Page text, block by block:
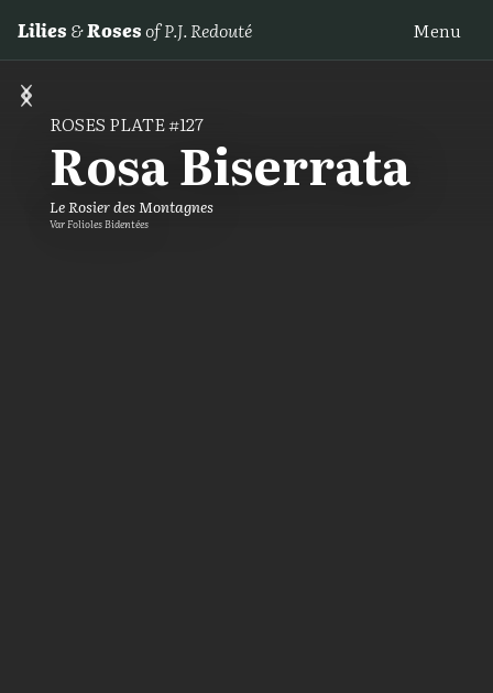
Lilies &Rosesof P.J. Redouté Menu
ROSES PLATE #127
Rosa Biserrata
Le Rosier des Montagnes
Var Folioles Bidentées
‹
›